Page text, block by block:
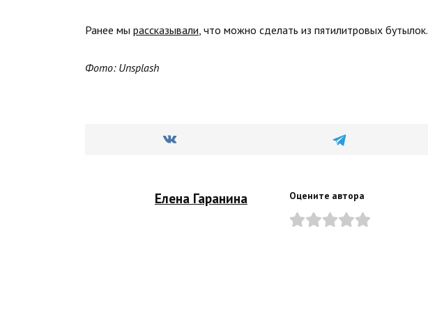
Ранее мы рассказывали , что можно сделать из пятилитровых бутылок.
Фото: Unsplash
Елена Гаранина Оцените автора